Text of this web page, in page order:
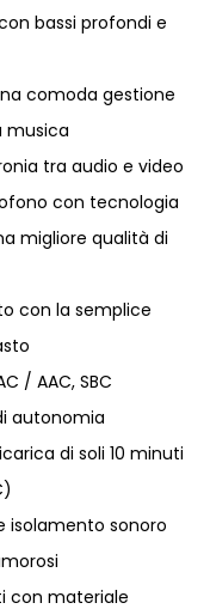
bassi profondi e
comoda gestione
musica
tra audio e video
con tecnologia
migliore qualità di
con la semplice
/ AAC, SBC
autonomia
di soli 10 minuti
isolamento sonoro
con materiale